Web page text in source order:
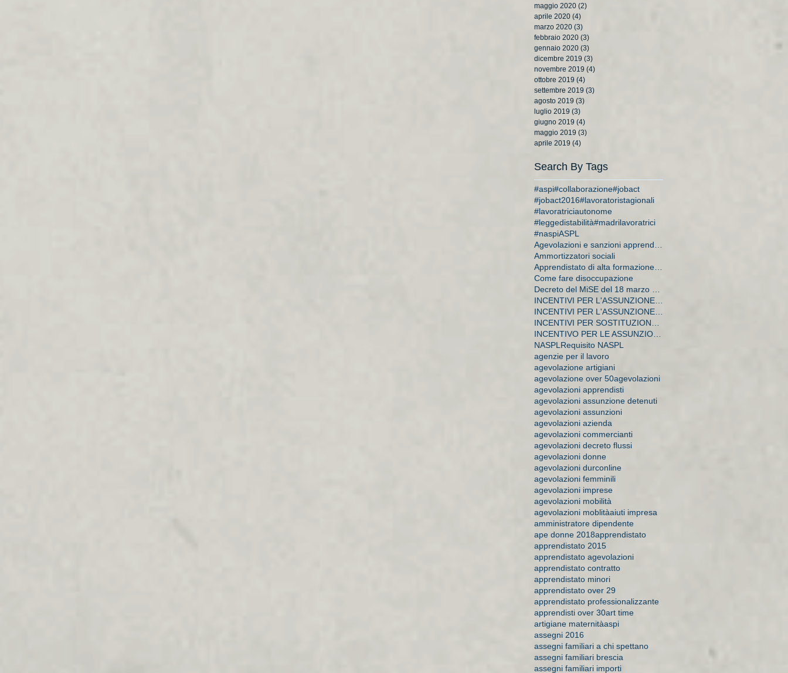
maggio 2020 (2)
aprile 2020 (4)
marzo 2020 (3)
febbraio 2020 (3)
gennaio 2020 (3)
dicembre 2019 (3)
novembre 2019 (4)
ottobre 2019 (4)
settembre 2019 (3)
agosto 2019 (3)
luglio 2019 (3)
giugno 2019 (4)
maggio 2019 (3)
aprile 2019 (4)
Search By Tags
#aspi#collaborazione#jobact
#jobact2016#lavoratoristagionali
#lavoratriciautonome
#leggedistabilità#madrilavoratrici
#naspiASPL
Ammortizzatori sociali
Come fare disoccupazione
NASPL Requisito NASPL
agenzie per il lavoro
agevolazione artigiani
agevolazione over 50agevolazioni
agevolazioni apprendisti
agevolazioni assunzione detenuti
agevolazioni assunzioni
agevolazioni azienda
agevolazioni commercianti
agevolazioni decreto flussi
agevolazioni donne
agevolazioni durconline
agevolazioni femminili
agevolazioni imprese
agevolazioni mobilità
agevolazioni moblitàaiuti impresa
amministratore dipendente
ape donne 2018apprendistato
apprendistato 2015
apprendistato agevolazioni
apprendistato contratto
apprendistato minori
apprendistato over 29
apprendistato professionalizzante
apprendisti over 30art time
artigiane maternitàaspi
assegni 2016
assegni familiari a chi spettano
assegni familiari brescia
assegni familiari importi